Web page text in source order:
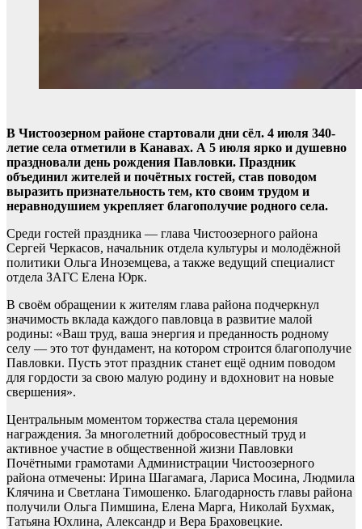
В Чистоозерном районе стартовали дни сёл. 4 июля 340-
летие села отметили в Канавах. А 5 июля ярко и душевно
праздновали день рождения Павловки. Праздник
объединил жителей и почётных гостей, став поводом
выразить признательность тем, кто своим трудом и
неравнодушием укрепляет благополучие родного села.
Среди гостей праздника — глава Чистоозерного района
Сергей Черкасов, начальник отдела культуры и молодёжной
политики Ольга Иноземцева, а также ведущий специалист
отдела ЗАГС Елена Юрк.
В своём обращении к жителям глава района подчеркнул
значимость вклада каждого павловца в развитие малой
родины: «Ваш труд, ваша энергия и преданность родному
селу — это тот фундамент, на котором строится благополучие
Павловки. Пусть этот праздник станет ещё одним поводом
для гордости за свою малую родину и вдохновит на новые
свершения».
Центральным моментом торжества стала церемония
награждения. За многолетний добросовестный труд и
активное участие в общественной жизни Павловки
Почётными грамотами Администрации Чистоозерного
района отмечены: Ирина Шагамага, Лариса Мосина, Людмила
Клячина и Светлана Тимошенко. Благодарность главы района
получили Ольга Пимшина, Елена Марга, Николай Бухмак,
Татьяна Юхлина, Александр и Вера Браховецкие.